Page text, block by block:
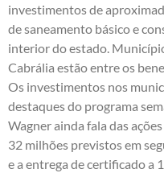
investimentos de
de saneamento básico e
interior do estado.
Cabrália estão entre os
Os investimentos nos
destaques do programa
Wagner ainda fala das
32 milhões previstos em
e a entrega de certificado a